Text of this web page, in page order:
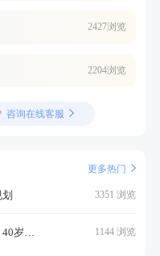
2427浏览
2204浏览
咨询在线客服
更多热门
3351 浏览
注意！ 1144 浏览